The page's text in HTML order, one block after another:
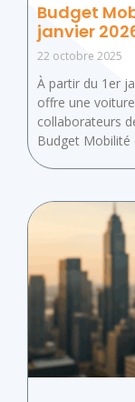
Budget
janvier
22 octobre 2025
À partir du 1er
offre une
collaborateurs
Budget Mobilité